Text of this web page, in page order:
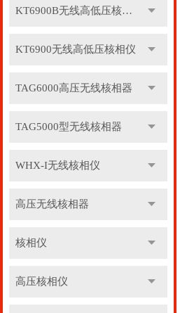
KT6900B无线高低压核相仪
KT6900无线高低压核相仪
TAG6000高压无线核相器
TAG5000型无线核相器
WHX-I无线核相仪
高压无线核相器
核相仪
高压核相仪